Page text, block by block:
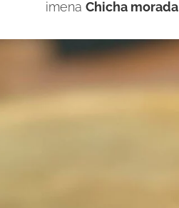
imena Chicha morada